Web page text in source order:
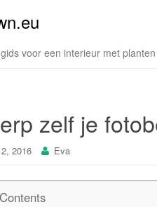
voor een interieur met planten
zelf je
2016 Eva